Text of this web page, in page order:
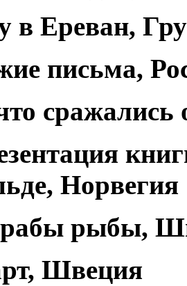
в Ереван,
письма,
Норвегия
рыбы,
Швеция